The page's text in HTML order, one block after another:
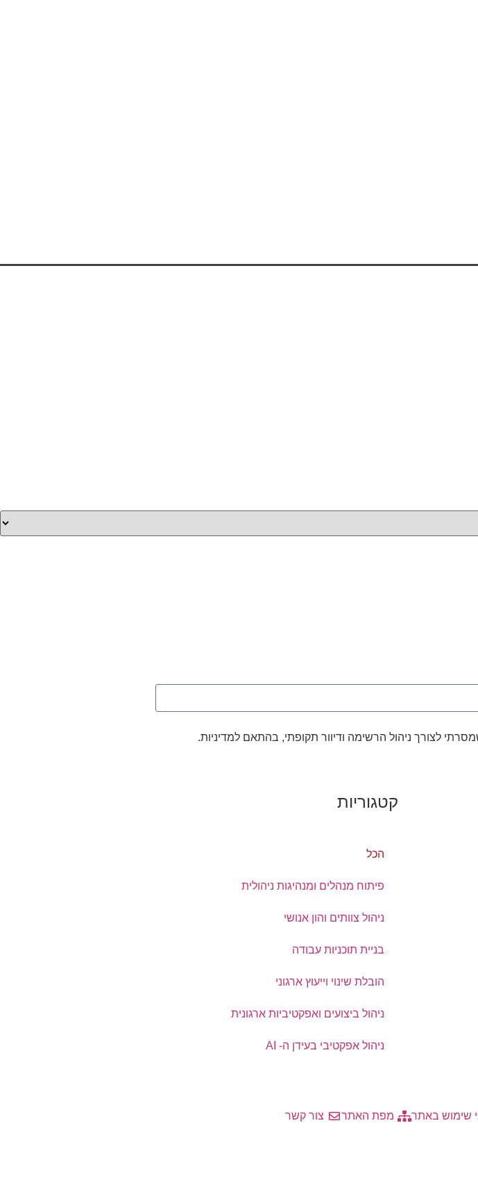
לצורך ניהול הרשימה ודיוור תקופתי, בהתאם למדיניות.
קטגוריות
הכל
פיתוח מנהלים ומנהיגות ניהולית
ניהול צוותים והון אנושי
בניית תוכניות עבודה
הובלת שינוי וייעוץ ארגוני
ניהול ביצועים ואפקטיביות ארגונית
ניהול אפקטיבי בעידן ה- AI
שימוש באתר מפת האתר צור קשר